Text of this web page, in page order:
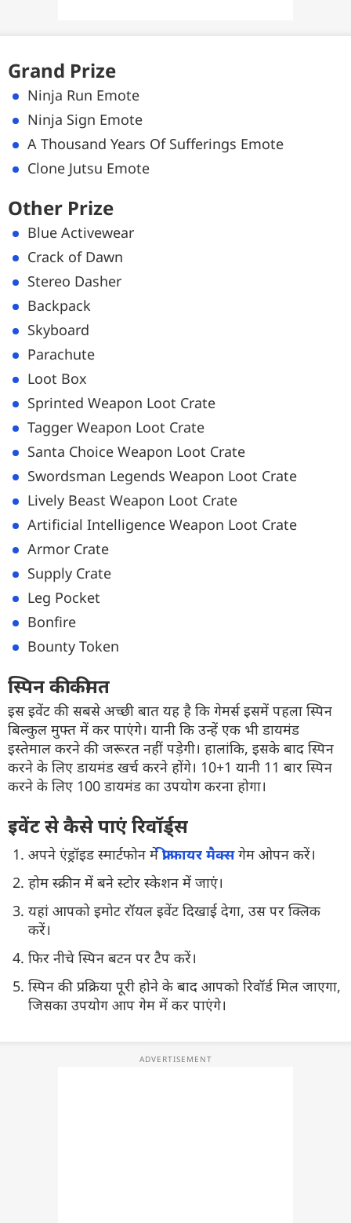
Grand Prize
Ninja Run Emote
Ninja Sign Emote
A Thousand Years Of Sufferings Emote
Clone Jutsu Emote
Other Prize
Blue Activewear
Crack of Dawn
Stereo Dasher
Backpack
Skyboard
Parachute
Loot Box
Sprinted Weapon Loot Crate
Tagger Weapon Loot Crate
Santa Choice Weapon Loot Crate
Swordsman Legends Weapon Loot Crate
Lively Beast Weapon Loot Crate
Artificial Intelligence Weapon Loot Crate
Armor Crate
Supply Crate
Leg Pocket
Bonfire
Bounty Token
स्पिन की कीमत
इस इवेंट की सबसे अच्छी बात यह है कि गेमर्स इसमें पहला स्पिन
बिल्कुल मुफ्त में कर पाएंगे। यानी कि उन्हें एक भी डायमंड
इस्तेमाल करने की जरूरत नहीं पड़ेगी। हालांकि, इसके बाद स्पिन
करने के लिए डायमंड खर्च करने होंगे। 10+1 यानी 11 बार स्पिन
करने के लिए 100 डायमंड का उपयोग करना होगा।
इवेंट से कैसे पाएं रिवॉर्ड्स
अपने एंड्रॉइड स्मार्टफोन मेंफ्री फायर मैक्सगेम ओपन करें।
होम स्क्रीन में बने स्टोर स्केशन में जाएं।
यहां आपको इमोट रॉयल इवेंट दिखाई देगा, उस पर क्लिक
करें।
फिर नीचे स्पिन बटन पर टैप करें।
स्पिन की प्रक्रिया पूरी होने के बाद आपको रिवॉर्ड मिल जाएगा,
जिसका उपयोग आप गेम में कर पाएंगे।